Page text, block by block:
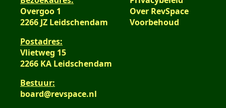
Overgoo 1
2266 JZ Leidschendam
Postadres:
Vlietweg 15
2266 KA Leidschendam
Bestuur:
board@revspace.nl
Over RevSpace
Voorbehoud